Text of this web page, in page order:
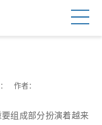
作者：
组成部分扮演着越来